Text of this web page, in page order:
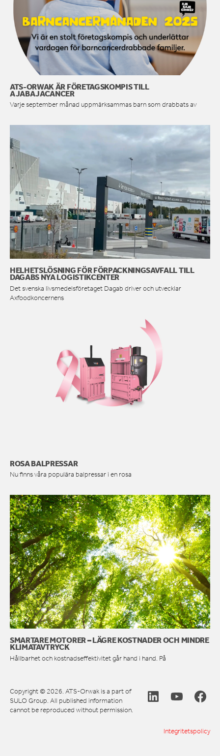
ATS-ORWAK ÄR FÖRETAGSKOMPIS TILL
AJABAJACANCER
Varje september månad uppmärksammas barn som drabbats av
HELHETSLÖSNING FÖR FÖRPACKNINGSAVFALL TILL
DAGABS NYA LOGISTIKCENTER
Det svenska livsmedelsföretaget Dagab driver och utvecklar
Axfoodkoncernens
ROSA BALPRESSAR
Nu finns våra populära balpressar i en rosa
SMARTARE MOTORER – LÄGRE KOSTNADER OCH MINDRE
KLIMATAVTRYCK
Hållbarhet och kostnadseffektivitet går hand i hand. På
Copyright © 2026. ATS-Orwak is a part of
SULO Group. All published information
cannot be reproduced without permission.
Integritetspolicy